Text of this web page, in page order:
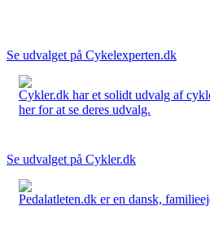
Se udvalget på Cykelexperten.dk
Cykler.dk har et solidt udvalg af
her for at se deres udvalg.
Se udvalget på Cykler.dk
Pedalatleten.dk er en dansk,